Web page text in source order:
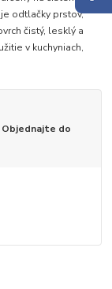
odtlačky prstov,
čistý, lesklý a
v kuchyniach,
Objednajte do